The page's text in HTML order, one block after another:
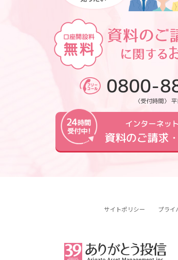
0800-
〈受付時間〉
インターネッ
資料のご請求
サイトポリシー プライ